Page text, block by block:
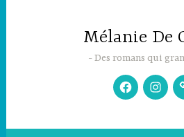
Mélanie De
Des romans qui
Facebook